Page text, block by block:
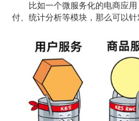
比如一个微服务化的电商应
付、统计分析等模块，那么可以针